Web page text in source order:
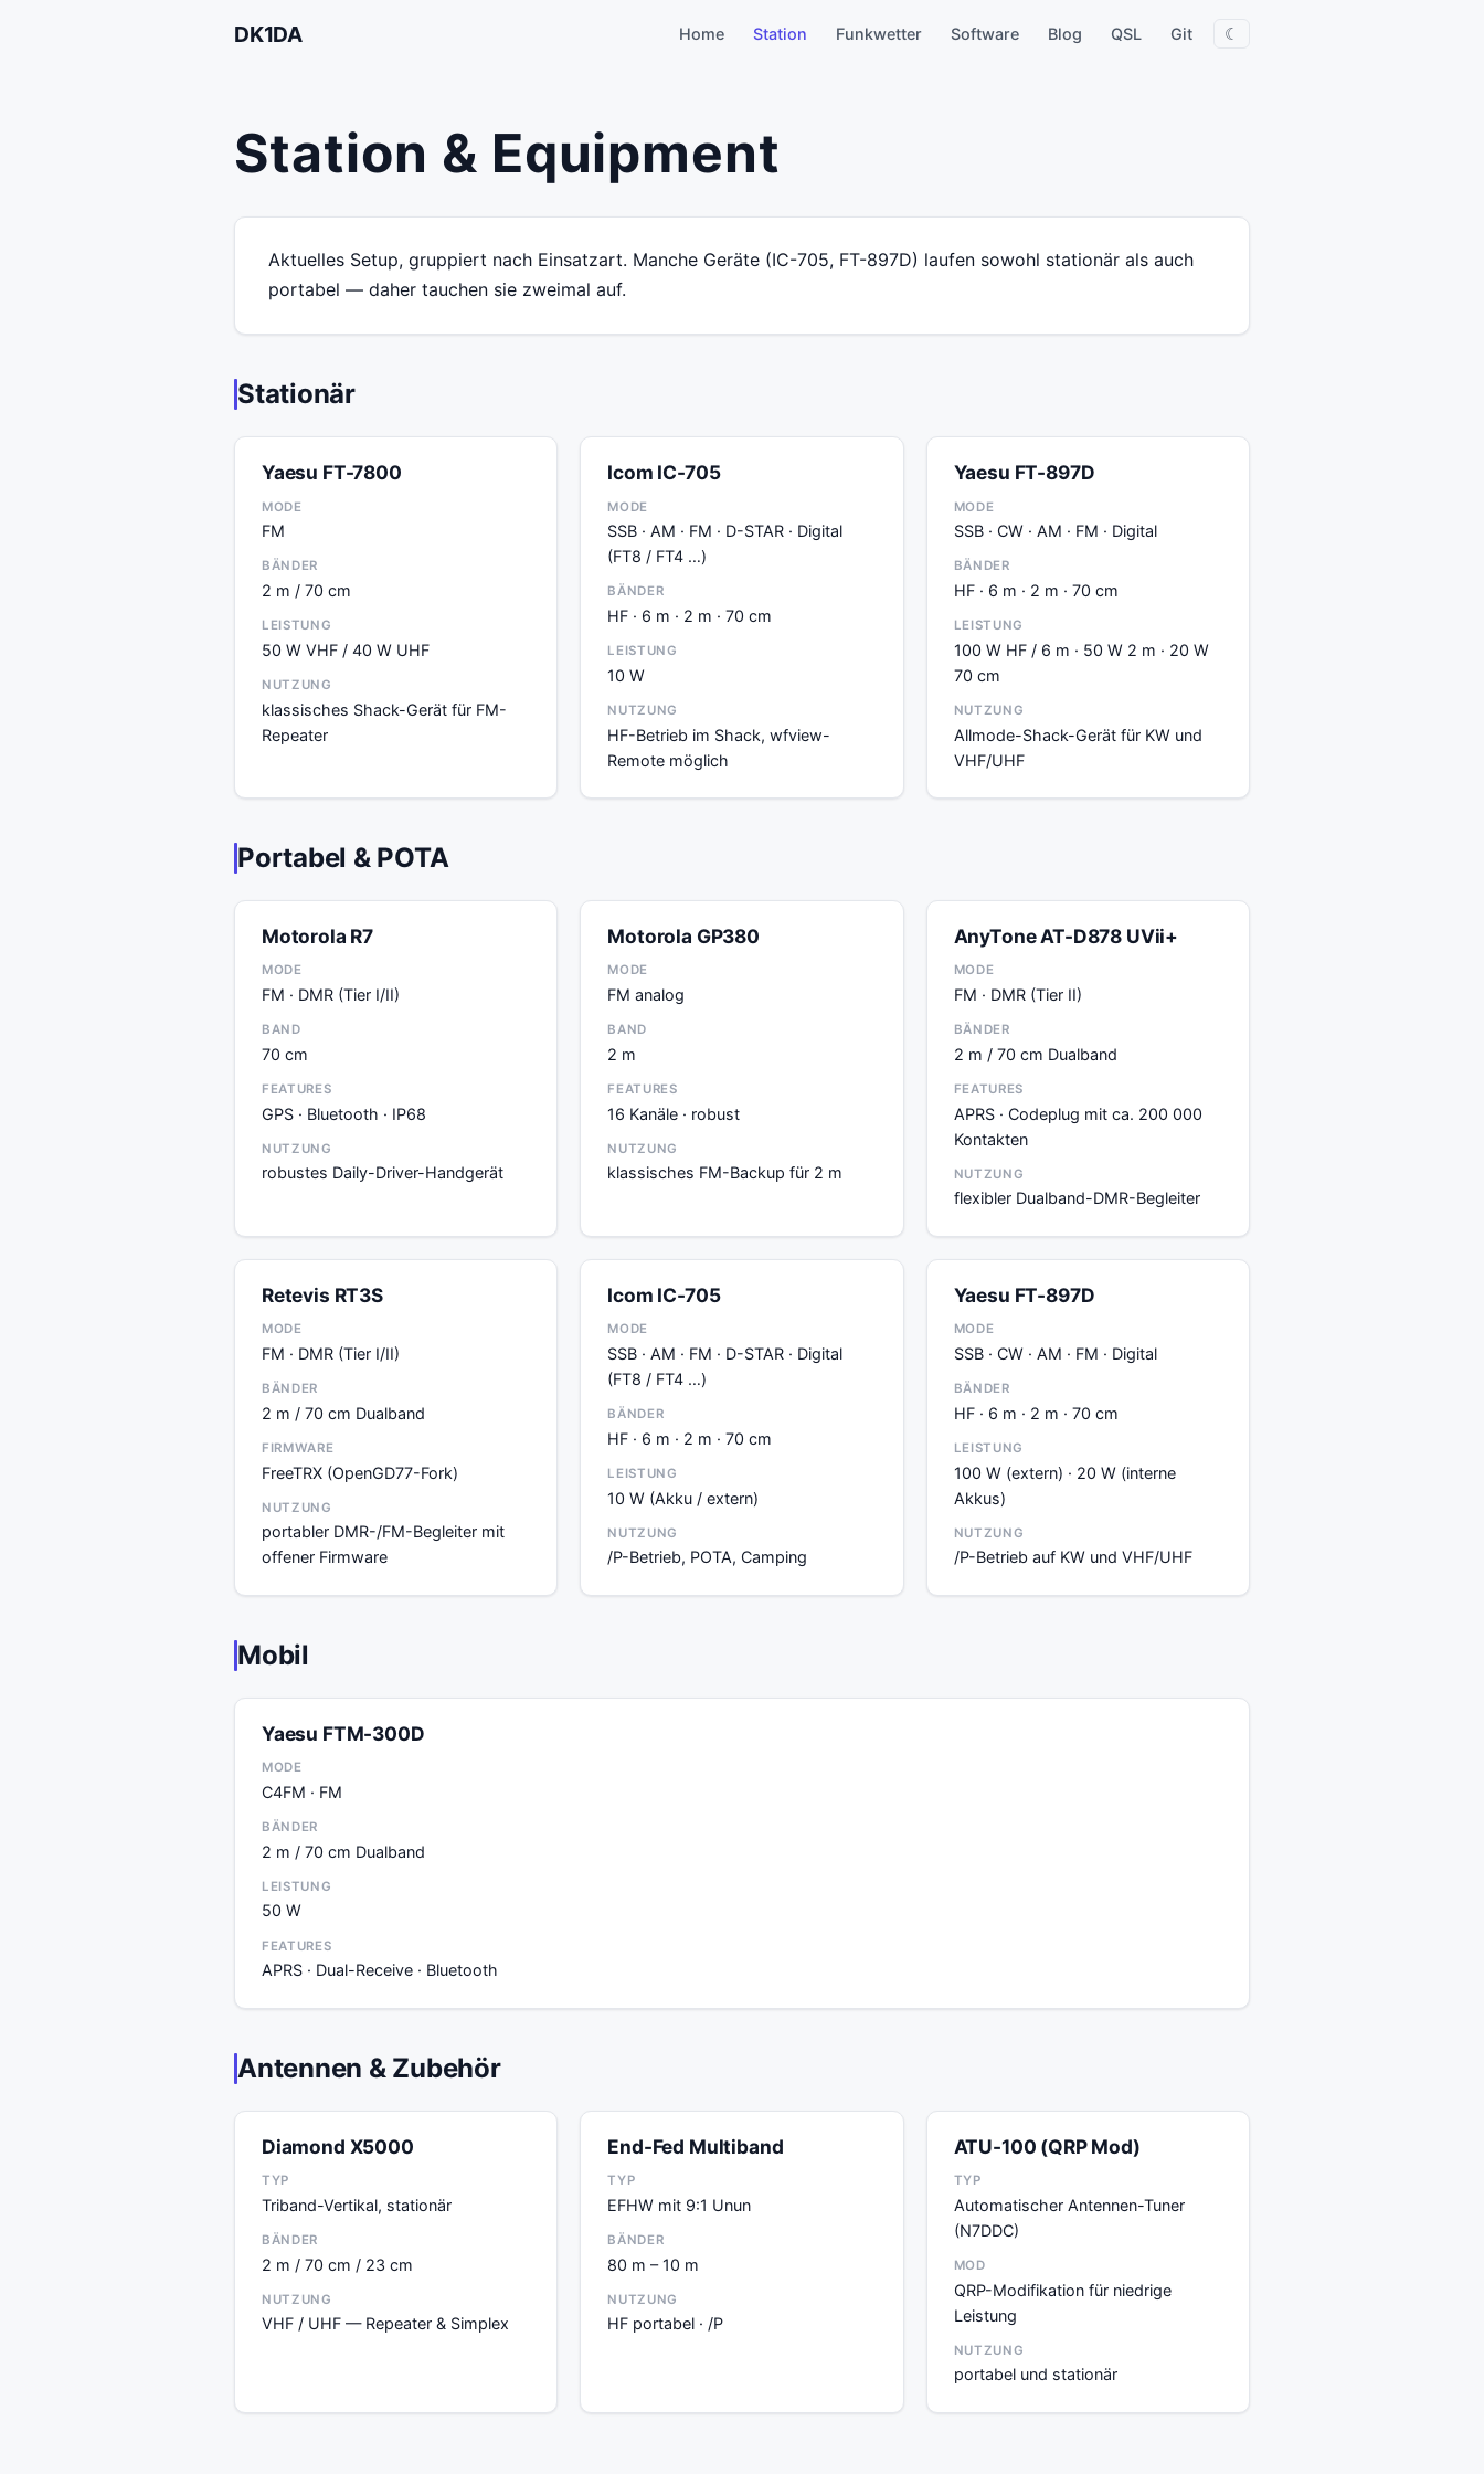
DK1DA Home Station Funkwetter Software Blog QSL Git ☾
Station & Equipment
Aktuelles Setup, gruppiert nach Einsatzart. Manche Geräte (IC-705, FT-897D) laufen sowohl stationär als auch
portabel — daher tauchen sie zweimal auf.
Stationär
Yaesu FT-7800
MODE
FM
BÄNDER
2 m / 70 cm
LEISTUNG
50 W VHF / 40 W UHF
NUTZUNG
klassisches Shack-Gerät für FM-
Repeater
Icom IC-705
MODE
SSB · AM · FM · D-STAR · Digital
(FT8 / FT4 …)
BÄNDER
HF · 6 m · 2 m · 70 cm
LEISTUNG
10 W
NUTZUNG
HF-Betrieb im Shack, wfview-
Remote möglich
Yaesu FT-897D
MODE
SSB · CW · AM · FM · Digital
BÄNDER
HF · 6 m · 2 m · 70 cm
LEISTUNG
100 W HF / 6 m · 50 W 2 m · 20 W
70 cm
NUTZUNG
Allmode-Shack-Gerät für KW und
VHF/UHF
Portabel & POTA
Motorola R7
MODE
FM · DMR (Tier I/II)
BAND
70 cm
FEATURES
GPS · Bluetooth · IP68
NUTZUNG
robustes Daily-Driver-Handgerät
Motorola GP380
MODE
FM analog
BAND
2 m
FEATURES
16 Kanäle · robust
NUTZUNG
klassisches FM-Backup für 2 m
AnyTone AT-D878 UVii+
MODE
FM · DMR (Tier II)
BÄNDER
2 m / 70 cm Dualband
FEATURES
APRS · Codeplug mit ca. 200 000
Kontakten
NUTZUNG
flexibler Dualband-DMR-Begleiter
Retevis RT3S
MODE
FM · DMR (Tier I/II)
BÄNDER
2 m / 70 cm Dualband
FIRMWARE
FreeTRX (OpenGD77-Fork)
NUTZUNG
portabler DMR-/FM-Begleiter mit
offener Firmware
Icom IC-705
MODE
SSB · AM · FM · D-STAR · Digital
(FT8 / FT4 …)
BÄNDER
HF · 6 m · 2 m · 70 cm
LEISTUNG
10 W (Akku / extern)
NUTZUNG
/P-Betrieb, POTA, Camping
Yaesu FT-897D
MODE
SSB · CW · AM · FM · Digital
BÄNDER
HF · 6 m · 2 m · 70 cm
LEISTUNG
100 W (extern) · 20 W (interne
Akkus)
NUTZUNG
/P-Betrieb auf KW und VHF/UHF
Mobil
Yaesu FTM-300D
MODE
C4FM · FM
BÄNDER
2 m / 70 cm Dualband
LEISTUNG
50 W
FEATURES
APRS · Dual-Receive · Bluetooth
Antennen & Zubehör
Diamond X5000
TYP
Triband-Vertikal, stationär
BÄNDER
2 m / 70 cm / 23 cm
NUTZUNG
VHF / UHF — Repeater & Simplex
End-Fed Multiband
TYP
EFHW mit 9:1 Unun
BÄNDER
80 m – 10 m
NUTZUNG
HF portabel · /P
ATU-100 (QRP Mod)
TYP
Automatischer Antennen-Tuner
(N7DDC)
MOD
QRP-Modifikation für niedrige
Leistung
NUTZUNG
portabel und stationär